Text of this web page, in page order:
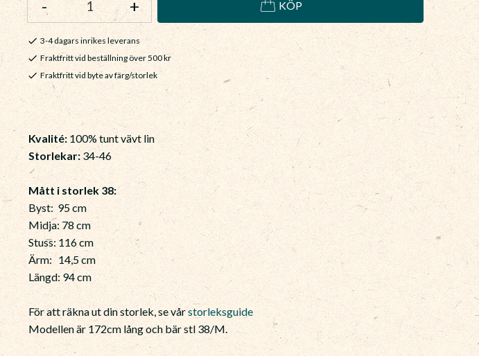
+
- KÖP
3-4 dagars inrikes leverans
Fraktfritt vid beställning över 500 kr
Fraktfritt vid byte av färg/storlek
Kvalité: 100% tunt vävt lin
Storlekar:34-46
Mått i storlek 38:
Byst: 95 cm
Midja: 78 cm
Stuss: 116 cm
Ärm: 14,5 cm
Längd: 94 cm
För att räkna ut din storlek, se vårstorleksguide
Modellen är 172cm lång och bär stl 38/M.